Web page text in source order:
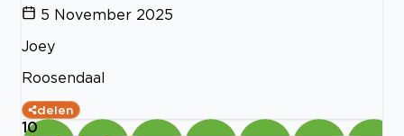
5 November 2025
Joey
Roosendaal
delen
10